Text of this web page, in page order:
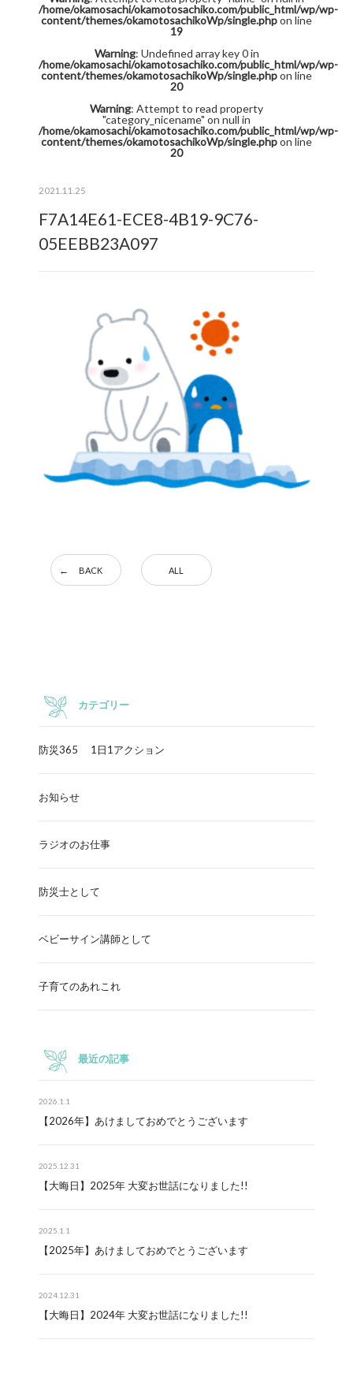
/home/okamosachi/okamotosachiko.com/public_html/wp/wp-
content/themes/okamotosachikoWp/single.phpon line
19
Warning: Undefined array key 0 in
/home/okamosachi/okamotosachiko.com/public_html/wp/wp-
content/themes/okamotosachikoWp/single.phpon line
20
Warning: Attempt to read property
"category_nicename" on null in
/home/okamosachi/okamotosachiko.com/public_html/wp/wp-
content/themes/okamotosachikoWp/single.phpon line
20
2021.11.25
F7A14E61-ECE8-4B19-9C76-
05EEBB23A097
BACK ALL
カテゴリー
防災365 1日1アクション
お知らせ
ラジオのお仕事
防災士として
ベビーサイン講師として
子育てのあれこれ
最近の記事
2026.1.1
【2026年】あけましておめでとうございます
2025.12.31
【大晦日】2025年 大変お世話になりました!!
2025.1.1
【2025年】あけましておめでとうございます
2024.12.31
【大晦日】2024年 大変お世話になりました!!